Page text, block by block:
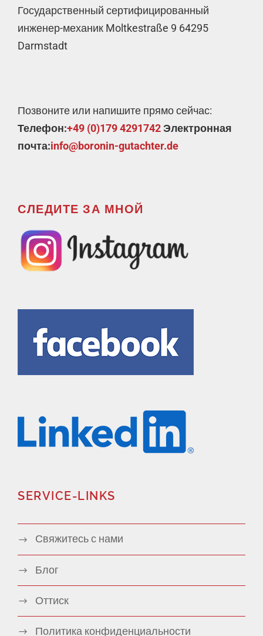
Государственный сертифицированный
инженер-механик Moltkestraße 9 64295
Darmstadt
Позвоните или напишите прямо сейчас:
Телефон:+49 (0)179 4291742Электронная
почта:info@boronin-gutachter.de
СЛЕДИТЕ ЗА МНОЙ
SERVICE-LINKS
Свяжитесь с нами
Блог
Оттиск
Политика конфиденциальности